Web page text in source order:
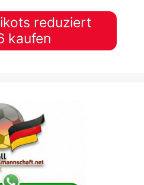
reduziert
kaufen